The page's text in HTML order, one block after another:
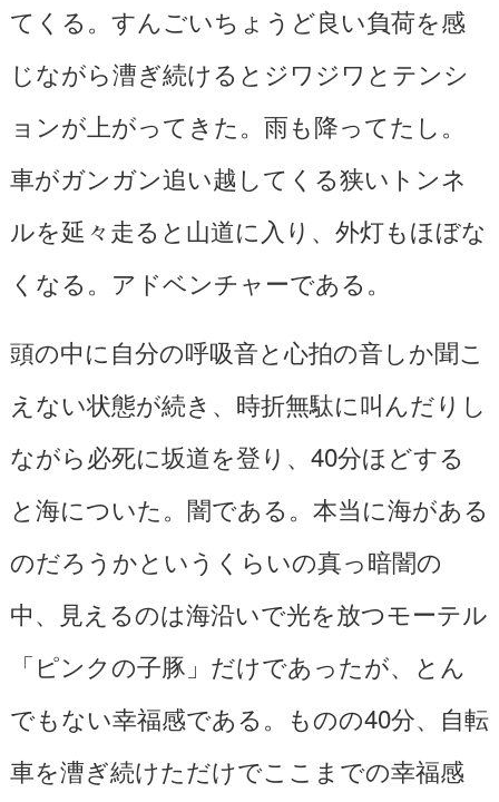
てくる。すんごいちょうど良い負荷を感
じながら漕ぎ続けるとジワジワとテンシ
ョンが上がってきた。雨も降ってたし。
車がガンガン追い越してくる狭いトンネ
ルを延々走ると山道に入り、外灯もほぼな
くなる。アドベンチャーである。
頭の中に自分の呼吸音と心拍の音しか聞こ
えない状態が続き、時折無駄に叫んだりし
ながら必死に坂道を登り、40分ほどする
と海についた。闇である。本当に海がある
のだろうかというくらいの真っ暗闇の
中、見えるのは海沿いで光を放つモーテル
「ピンクの子豚」だけであったが、とん
でもない幸福感である。ものの40分、自転
車を漕ぎ続けただけでここまでの幸福感